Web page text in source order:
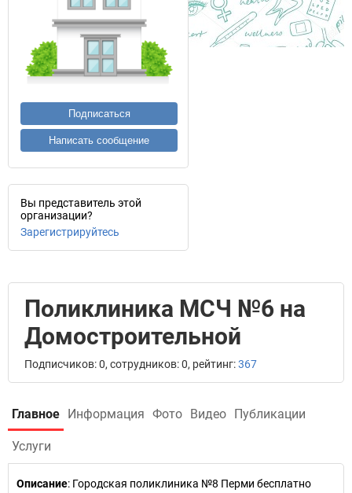
Подписаться
Написать сообщение
Вы представитель этой
организации?
Зарегистрируйтесь
Поликлиника МСЧ №6 на
Домостроительной
Подписчиков: 0, сотрудников: 0, рейтинг:367
Главное Информация Фото Видео Публикации
Услуги
Описание: Городская поликлиника №8 Перми бесплатно